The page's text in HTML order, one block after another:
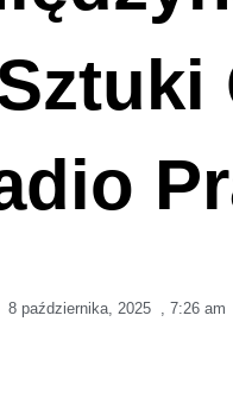
8 października, 2025 , 7:26 am